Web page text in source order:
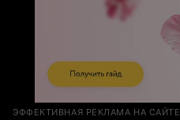
ЭФФЕКТИВНАЯ РЕКЛАМА НА САЙТЕ